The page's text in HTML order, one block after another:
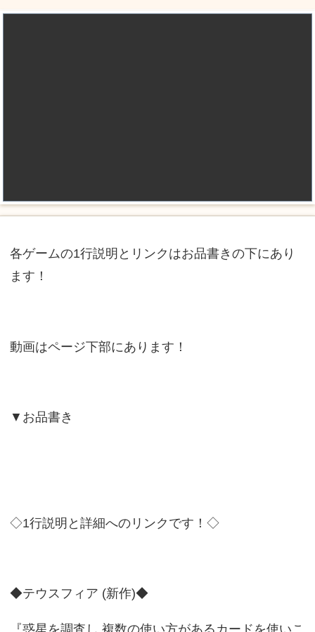
各ゲームの1行説明とリンクはお品書きの下にあり
ます！
動画はページ下部にあります！
▼お品書き
◇1行説明と詳細へのリンクです！◇
◆テウスフィア (新作)◆
『惑星を調査し 複数の使い方があるカードを使いこ